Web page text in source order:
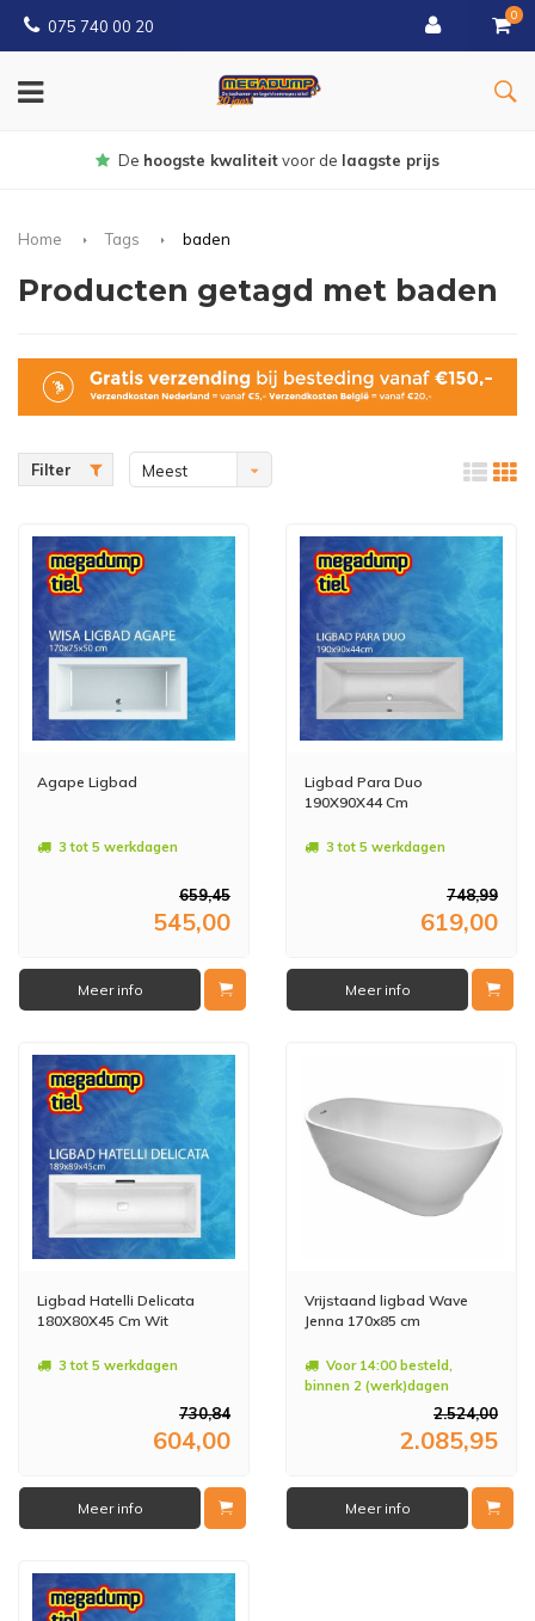
075 740 00 20
0
Gratisbezorgd vanaf € 150
Home Tags baden
Producten getagd met baden
Filter
Meest
Agape Ligbad
3 tot 5 werkdagen
659,45
545,00
Meer info
Ligbad Para Duo
190X90X44 Cm
3 tot 5 werkdagen
748,99
619,00
Meer info
Ligbad Hatelli Delicata
180X80X45 Cm Wit
3 tot 5 werkdagen
730,84
604,00
Meer info
Vrijstaand ligbad Wave
Jenna 170x85 cm
Voor 14:00 besteld,
binnen 2 (werk)dagen
2.524,00
2.085,95
Meer info